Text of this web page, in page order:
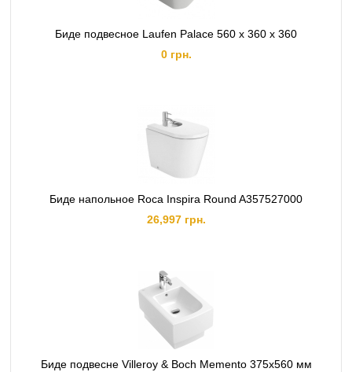
Биде подвесное Laufen Palace 560 x 360 x 360
0 грн.
Биде напольное Roca Inspira Round A357527000
26,997 грн.
Биде подвесне Villeroy & Boch Memento 375x560 мм